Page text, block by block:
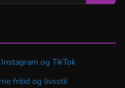
og TikTok
fritid og livsstil